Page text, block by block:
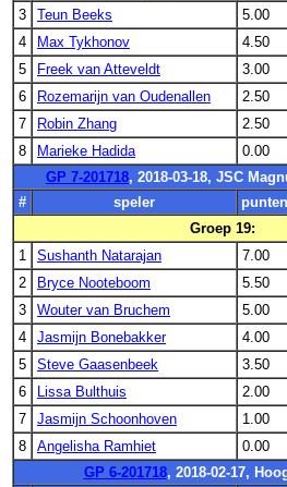
3
Teun Beeks 5.00
4
Max Tykhonov 4.50
5
Freek van Atteveldt 3.00
6
Rozemarijn van Oudenallen 2.50
7
Robin Zhang 2.50
8
Marieke Hadida 0.00
GP 7-201718, 2018-03-18, JSC
#
speler punten
Groep 19:
1
Sushanth Natarajan 7.00
2
Bryce Nooteboom 5.50
3
Wouter van Bruchem 5.00
4
Jasmijn Bonebakker 4.00
5
Steve Gaasenbeek 3.50
6
Lissa Bulthuis 2.00
7
Jasmijn Schoonhoven 1.00
8
Angelisha Ramhiet 0.00
GP 6-201718, 2018-02-17,